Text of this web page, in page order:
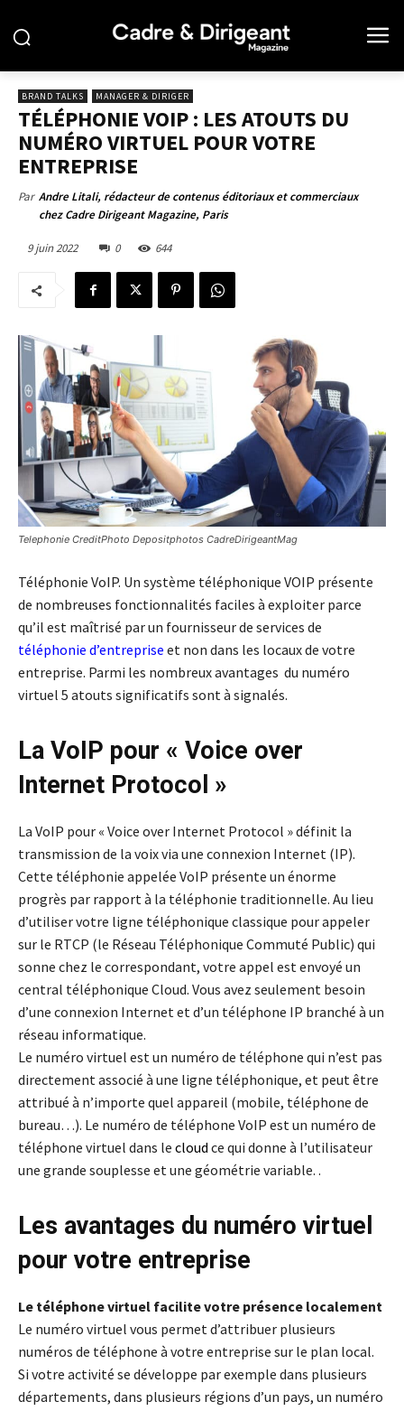
BRAND TALKS MANAGER & DIRIGER
TÉLÉPHONIE VOIP : LES ATOUTS DU
NUMÉRO VIRTUEL POUR VOTRE
ENTREPRISE
Par Andre Litali, rédacteur de contenus éditoriaux et commerciaux
chez Cadre Dirigeant Magazine, Paris
9 juin 2022 0 644
Telephonie CreditPhoto Depositphotos CadreDirigeantMag
Téléphonie VoIP. Un système téléphonique VOIP présente
de nombreuses fonctionnalités faciles à exploiter parce
qu’il est maîtrisé par un fournisseur de services de
téléphonie d’entreprise et non dans les locaux de votre
entreprise. Parmi les nombreux avantages du numéro
virtuel 5 atouts significatifs sont à signalés.
La VoIP pour « Voice over
Internet Protocol »
La VoIP pour « Voice over Internet Protocol » définit la
transmission de la voix via une connexion Internet (IP).
Cette téléphonie appelée VoIP présente un énorme
progrès par rapport à la téléphonie traditionnelle. Au lieu
d’utiliser votre ligne téléphonique classique pour appeler
sur le RTCP (le Réseau Téléphonique Commuté Public) qui
sonne chez le correspondant, votre appel est envoyé un
central téléphonique Cloud. Vous avez seulement besoin
d’une connexion Internet et d’un téléphone IP branché à un
réseau informatique.
Le numéro virtuel est un numéro de téléphone qui n’est pas
directement associé à une ligne téléphonique, et peut être
attribué à n’importe quel appareil (mobile, téléphone de
bureau…). Le numéro de téléphone VoIP est un numéro de
téléphone virtuel dans le cloud ce qui donne à l’utilisateur
une grande souplesse et une géométrie variable. .
Les avantages du numéro virtuel
pour votre entreprise
Le téléphone virtuel facilite votre présence localement
Le numéro virtuel vous permet d’attribuer plusieurs
numéros de téléphone à votre entreprise sur le plan local.
Si votre activité se développe par exemple dans plusieurs
départements, dans plusieurs régions d’un pays, un numéro